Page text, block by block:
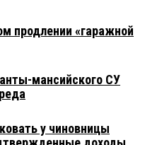
продлении «гаражной
мансийского СУ
у чиновницы